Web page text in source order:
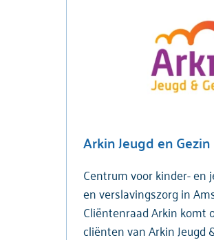
Arkin Jeugd en Gezin
Centrum voor kinder- en
en verslavingszorg in
Cliëntenraad Arkin komt
cliënten van Arkin Jeugd